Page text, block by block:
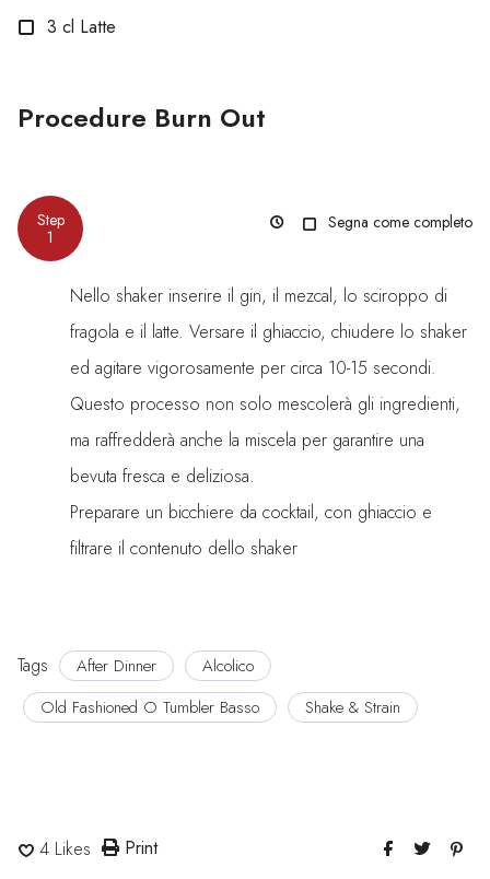
3 cl Latte
Procedure Burn Out
Segna come completo
Nello shaker inserire il gin, il mezcal, lo sciroppo di
fragola e il latte. Versare il ghiaccio, chiudere lo shaker
ed agitare vigorosamente per circa 10-15 secondi.
Questo processo non solo mescolerà gli ingredienti,
ma raffredderà anche la miscela per garantire una
bevuta fresca e deliziosa.
Preparare un bicchiere da cocktail, con ghiaccio e
filtrare il contenuto dello shaker
Tags After Dinner
Alcolico
Old Fashioned O Tumbler Basso
Shake & Strain
4 Likes Print